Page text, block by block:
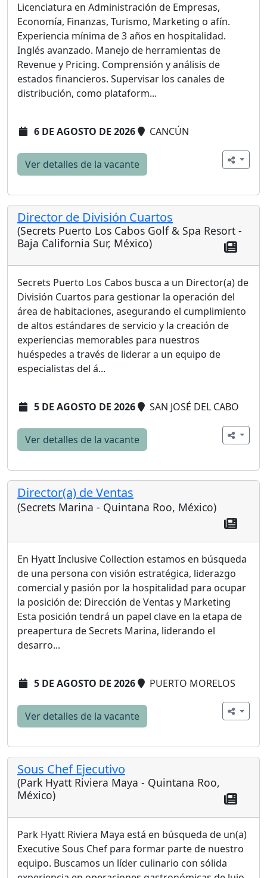
Licenciatura en Administración de Empresas,
Economía, Finanzas, Turismo, Marketing o afín.
Experiencia mínima de 3 años en hospitalidad.
Inglés avanzado. Manejo de herramientas de
Revenue y Pricing. Comprensión y análisis de
estados financieros. Supervisar los canales de
distribución, como plataform...
6 DE AGOSTO DE 2026 CANCÚN
Ver detalles de la vacante
Director de División Cuartos
(Secrets Puerto Los Cabos Golf & Spa Resort -
Baja California Sur, México)
Secrets Puerto Los Cabos busca a un Director(a) de
División Cuartos para gestionar la operación del
área de habitaciones, asegurando el cumplimiento
de altos estándares de servicio y la creación de
experiencias memorables para nuestros
huéspedes a través de liderar a un equipo de
especialistas del á...
5 DE AGOSTO DE 2026 SAN JOSÉ DEL CABO
Ver detalles de la vacante
Director(a) de Ventas
(Secrets Marina - Quintana Roo, México)
En Hyatt Inclusive Collection estamos en búsqueda
de una persona con visión estratégica, liderazgo
comercial y pasión por la hospitalidad para ocupar
la posición de: Dirección de Ventas y Marketing
Esta posición tendrá un papel clave en la etapa de
preapertura de Secrets Marina, liderando el
desarro...
5 DE AGOSTO DE 2026 PUERTO MORELOS
Ver detalles de la vacante
Sous Chef Ejecutivo
(Park Hyatt Riviera Maya - Quintana Roo,
México)
Park Hyatt Riviera Maya está en búsqueda de un(a)
Executive Sous Chef para formar parte de nuestro
equipo. Buscamos un líder culinario con sólida